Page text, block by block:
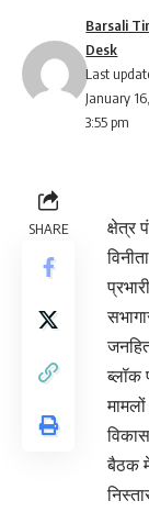
Last
January
3:55 pm
Barsali
Desk
SHARE
क्षेत्र
ब्लॉक
बैठक